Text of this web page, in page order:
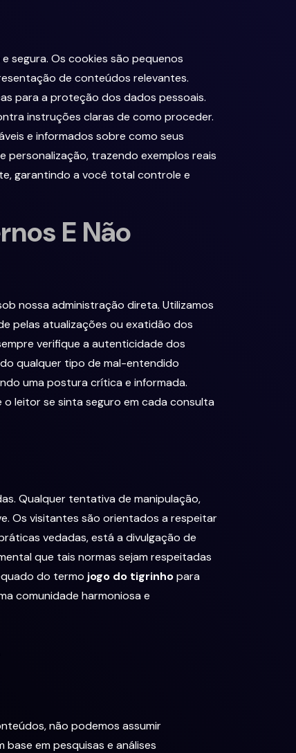
segura. Os cookies são pequenos
de conteúdos relevantes.
para a proteção dos dados pessoais.
instruções claras de como proceder.
e informados sobre como seus
trazendo exemplos reais
garantindo a você total controle e
E Não
nossa administração direta. Utilizamos
pelas atualizações ou exatidão dos
verifique a autenticidade dos
qualquer tipo de mal-entendido
uma postura crítica e informada.
leitor se sinta seguro em cada consulta
Qualquer tentativa de manipulação,
Os visitantes são orientados a respeitar
vedadas, está a divulgação de
que tais normas sejam respeitadas
do termo jogo do tigrinhopara
comunidade harmoniosa e
não podemos assumir
em pesquisas e análises